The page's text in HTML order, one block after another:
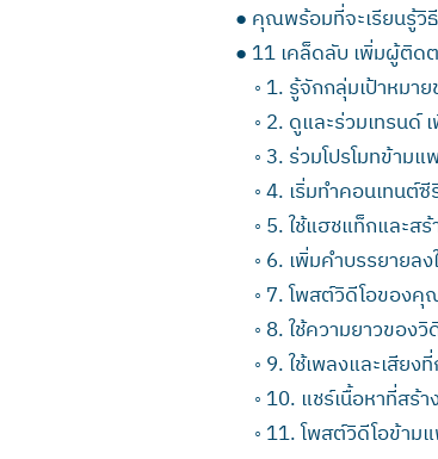
● คุณพร้อมที่จะเรียนรู้วิ
● 11 เคล็ดลับ เพิ่มผู้ติ
◦ 1. รู้จักกลุ่มเป้าหมา
◦ 2. ดูและร่วมเทรน
◦ 3. ร่วมโปรโมทข้าม
◦4. เริ่มทำคอนเทน
◦ 5. ใช้แฮชแท็กและ
◦ 6. เพิ่มคำบรรยายล
◦ 7. โพสต์วิดีโอของ
◦ 8. ใช้ความยาวของวิ
◦ 9. ใช้เพลงและเสียง
◦ 10. แชร์เนื้อหาที่ส
◦ 11. โพสต์วิดีโอข้าม